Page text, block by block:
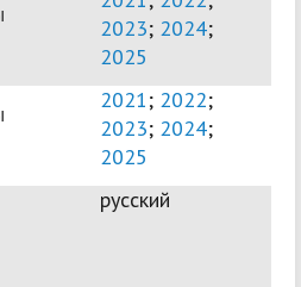
2023; 2024;
2025
2021; 2022;
2023; 2024;
2025
русский